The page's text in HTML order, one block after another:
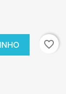
favorite_border